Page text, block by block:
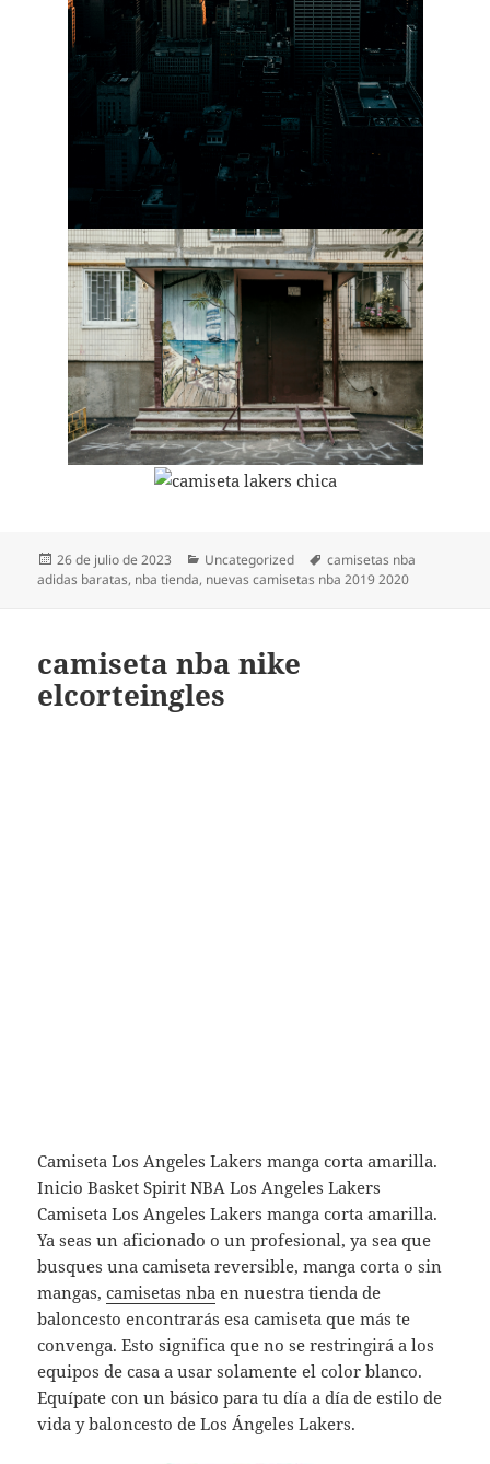
Publicado
el
26 de julio de 2023 Categorías
Uncategorized Etiquetas
camisetas nba
adidas baratas, nba tienda, nuevas camisetas nba 2019 2020
camiseta nba nike
elcorteingles
Camiseta Los Angeles Lakers manga corta amarilla.
Inicio Basket Spirit NBA Los Angeles Lakers
Camiseta Los Angeles Lakers manga corta amarilla.
Ya seas un aficionado o un profesional, ya sea que
busques una camiseta reversible, manga corta o sin
mangas,camisetas nba en nuestra tienda de
baloncesto encontrarás esa camiseta que más te
convenga. Esto significa que no se restringirá a los
equipos de casa a usar solamente el color blanco.
Equípate con un básico para tu día a día de estilo de
vida y baloncesto de Los Ángeles Lakers.